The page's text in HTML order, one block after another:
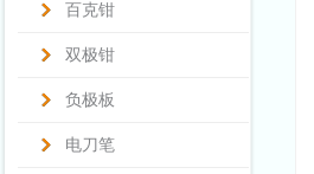
百克钳
双极钳
负极板
电刀笔